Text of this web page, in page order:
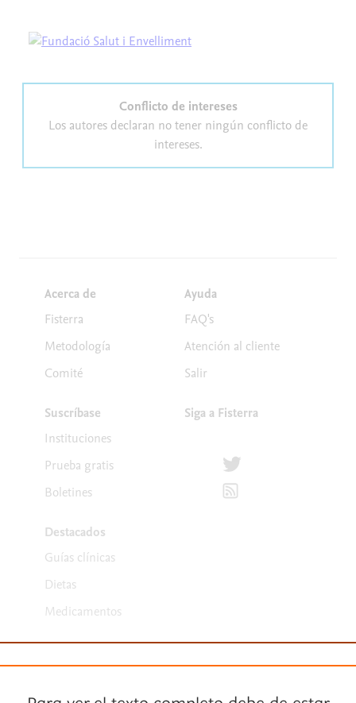
Conflicto de intereses
Los autores declaran no tener ningún conflicto de
intereses.
Acerca de
Fisterra
Metodología
Comité
Suscríbase
Instituciones
Prueba gratis
Boletines
Destacados
Guías clínicas
Dietas
Medicamentos
Ayuda
FAQ's
Atención al cliente
Salir
Siga a Fisterra
Síguenos en Twitter
Suscríbete para recibir